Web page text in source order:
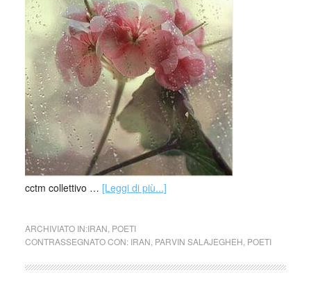
cctm collettivo … [Leggi di più...]
ARCHIVIATO IN:IRAN POETI
CONTRASSEGNATO CON: IRAN PARVIN SALAJEGHEH POETI